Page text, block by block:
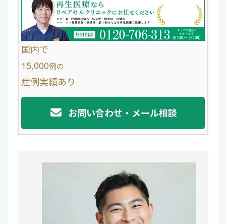
e
e
b
o
国内で
15,000例の
症例実績あり
お問い合わせ・メール相談